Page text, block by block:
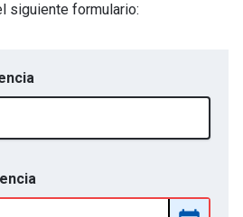
siguiente formulario: